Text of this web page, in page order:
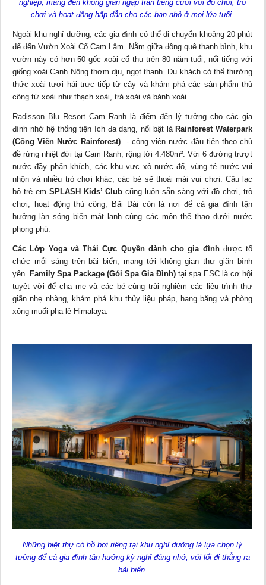
nghiệp, mang đến không gian ngập tràn tiếng cười với đồ chơi, trò
chơi và hoạt động hấp dẫn cho các bạn nhỏ ở mọi lứa tuổi.
Ngoài khu nghỉ dưỡng, các gia đình có thể di chuyển khoảng 20 phút
để đến Vườn Xoài Cổ Cam Lâm. Nằm giữa đồng quê thanh bình, khu
vườn này có hơn 50 gốc xoài cổ thụ trên 80 năm tuổi, nổi tiếng với
giống xoài Canh Nông thơm dịu, ngọt thanh. Du khách có thể thưởng
thức xoài tươi hái trực tiếp từ cây và khám phá các sản phẩm thủ
công từ xoài như thạch xoài, trà xoài và bánh xoài.
Radisson Blu Resort Cam Ranh là điểm đến lý tưởng cho các gia
đình nhờ hệ thống tiện ích đa dạng, nổi bật làRainforest Waterpark
(Công Viên Nước Rainforest)
- công viên nước đầu tiên theo chủ
đề rừng nhiệt đới tại Cam Ranh, rộng tới 4.480m². Với 6 đường trượt
nước đầy phấn khích, các khu vực xô nước đổ, vùng té nước vui
nhộn và nhiều trò chơi khác, các bé sẽ thoải mái vui chơi. Câu lạc
bộ trẻ em SPLASH Kids’ Club cũng luôn sẵn sàng với đồ chơi, trò
chơi, hoạt động thủ công; Bãi Dài còn là nơi để cả gia đình tận
hưởng làn sóng biển mát lạnh cùng các môn thể thao dưới nước
phong phú.
Các Lớp Yoga và Thái Cực Quyền dành cho gia đình được tổ
chức mỗi sáng trên bãi biển, mang tới không gian thư giãn bình
yên. Family Spa Package (Gói Spa Gia Đình) tại spa ESC là cơ hội
tuyệt vời để cha mẹ và các bé cùng trải nghiệm các liệu trình thư
giãn nhẹ nhàng, khám phá khu thủy liệu pháp, hang băng và phòng
xông muối pha lê Himalaya.
Những biệt thự có hồ bơi riêng tại khu nghỉ dưỡng là lựa chọn lý
tưởng để cả gia đình tận hưởng kỳ nghỉ đáng nhớ, với lối đi thẳng ra
bãi biển.